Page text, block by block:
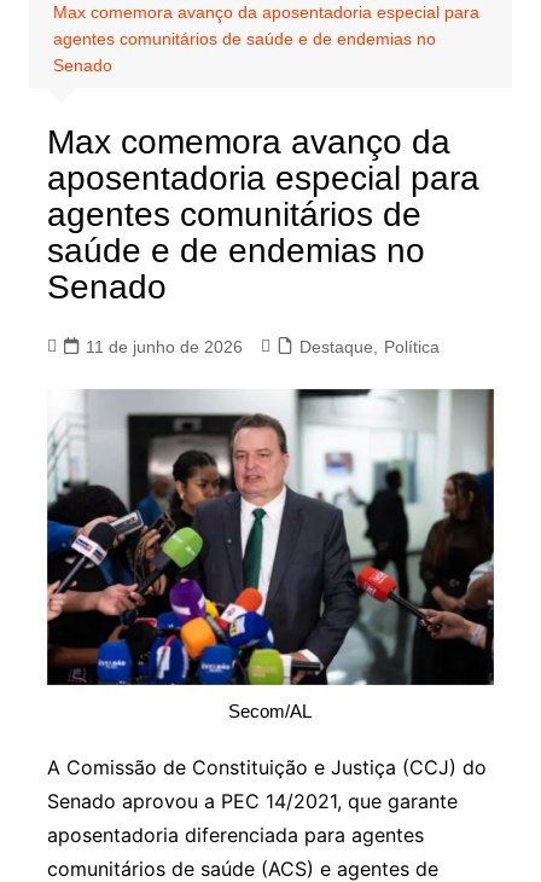
Max comemora avanço da aposentadoria especial para
agentes comunitários de saúde e de endemias no
Senado
Max comemora avanço da
aposentadoria especial para
agentes comunitários de
saúde e de endemias no
Senado
11 de junho de 2026 Destaque Política
Secom/AL
A Comissão de Constituição e Justiça (CCJ) do
Senado aprovou a PEC 14/2021, que garante
aposentadoria diferenciada para agentes
comunitários de saúde (ACS) e agentes de